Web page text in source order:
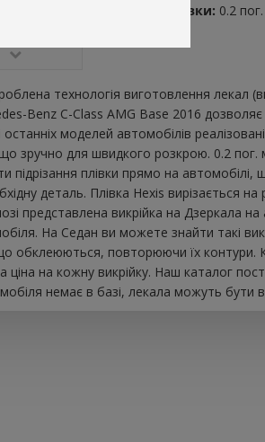
Витрата плівки: 0.2
технологія виготовлення лекал
Benz C-Class AMG Base 2016
моделей автомобілів
для швидкого розкрою. 0.2 пог.
підрізання плівки прямо на
деталь. Плівка Hexis вирізається на
представлена ​​викрійка на Дзеркала
На Седан ви можете знайти такі
обклеюються, повторюючи їх контури.
на кожну викрійку. Наш каталог
немає в базі, лекала можуть бути